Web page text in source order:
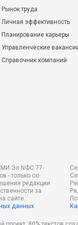
Рынок труда
Личная эффективность
Планирование карьеры
Управленческие
Справочник компаний
Эл NФС 77-
- только со
редакции
за
сайте.
данных